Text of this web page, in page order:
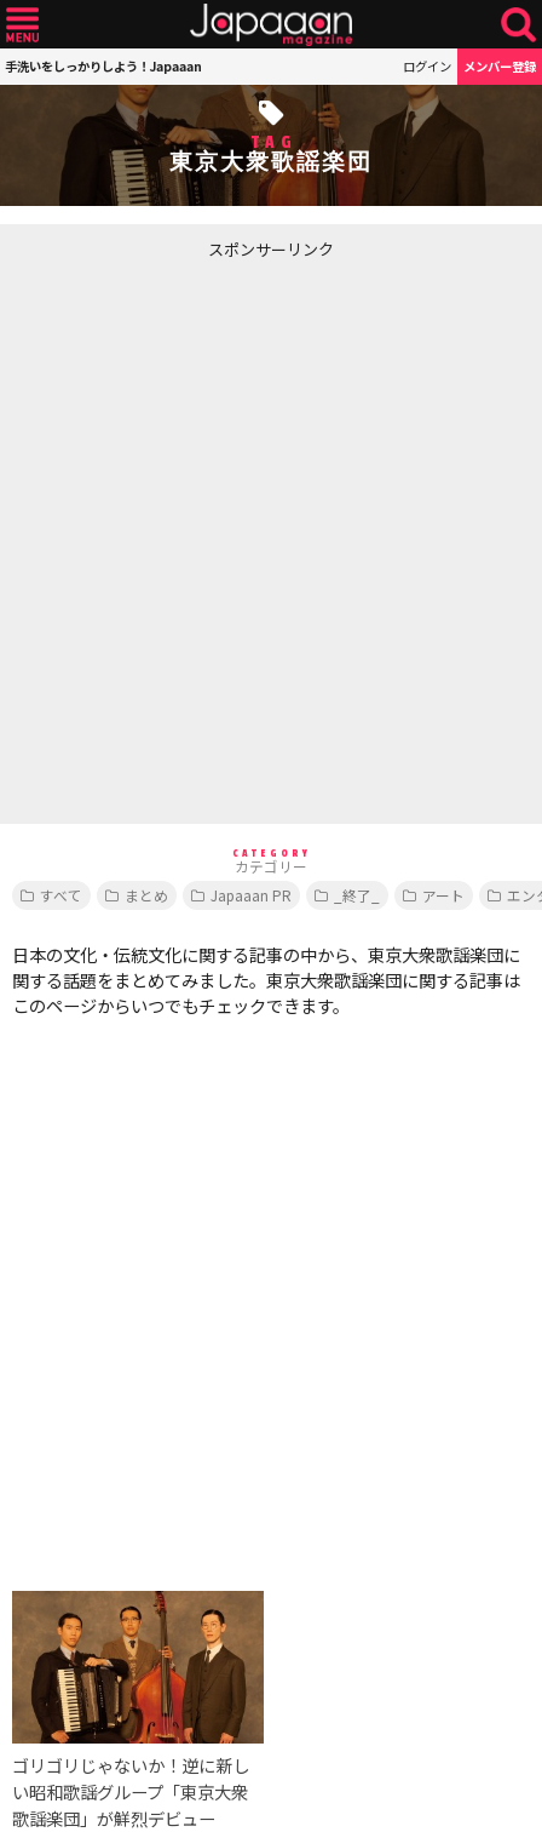
手洗いをしっかりしよう！Japaaan ログイン メンバー登録
TAG
東京大衆歌謡楽団
スポンサーリンク
CATEGORY
カテゴリー
すべて
まとめ Japaaan PR _終了_ アート エン
日本の文化・伝統文化に関する記事の中から、東京大衆歌謡楽団に
関する話題をまとめてみました。東京大衆歌謡楽団に関する記事は
このページからいつでもチェックできます。
ゴリゴリじゃないか！逆に新し
い昭和歌謡グループ「東京大衆
歌謡楽団」が鮮烈デビュー